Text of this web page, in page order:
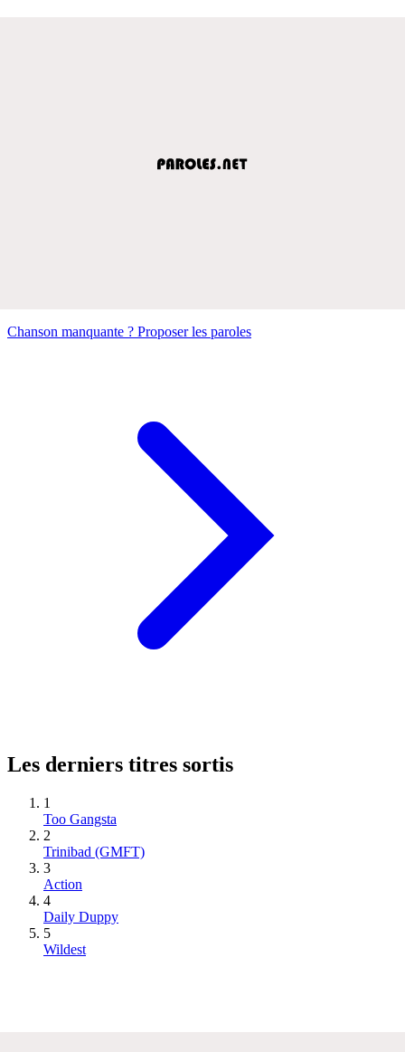
Chanson manquante ? Proposer les paroles
Les derniers titres sortis
1
Too Gangsta
2
Trinibad (GMFT)
3
Action
4
Daily Duppy
5
Wildest